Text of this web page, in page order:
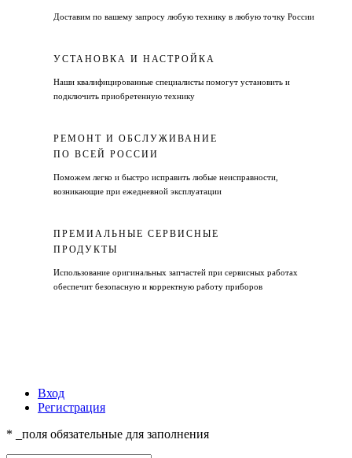
Доставим по вашему запросу любую технику в любую точку России
УСТАНОВКА И НАСТРОЙКА
Наши квалифицированные специалисты помогут установить и
подключить приобретенную технику
РЕМОНТ И ОБСЛУЖИВАНИЕ
ПО ВСЕЙ РОССИИ
Поможем легко и быстро исправить любые неисправности,
возникающие при ежедневной эксплуатации
ПРЕМИАЛЬНЫЕ СЕРВИСНЫЕ
ПРОДУКТЫ
Использование оригинальных запчастей при сервисных работах
обеспечит безопасную и корректную работу приборов
Вход
Регистрация
* _поля обязательные для заполнения